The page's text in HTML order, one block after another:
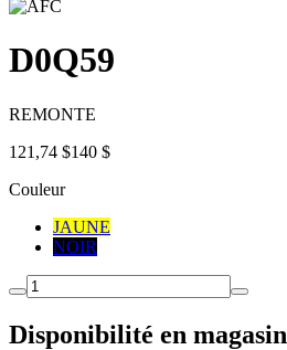
D0Q59
REMONTE
121,74 $140 $
Couleur
JAUNE
NOIR
Disponibilité en magasin